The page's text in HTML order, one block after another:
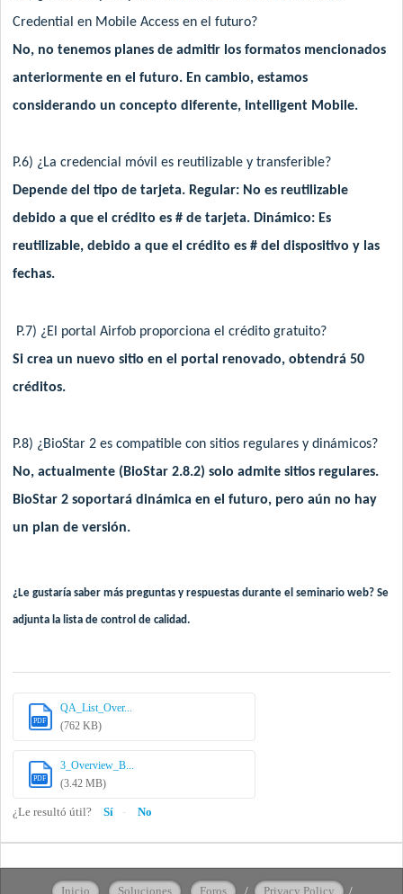
Credential en Mobile Access en el futuro?
No, no tenemos planes de admitir los formatos mencionados
anteriormente en el futuro. En cambio, estamos
considerando un concepto diferente, Intelligent Mobile.
P.6) ¿La credencial móvil es reutilizable y transferible?
Depende del tipo de tarjeta. Regular: No es reutilizable
debido a que el crédito es # de tarjeta. Dinámico: Es
reutilizable, debido a que el crédito es # del dispositivo y las
fechas.
P.7) ¿El portal Airfob proporciona el crédito gratuito?
Si crea un nuevo sitio en el portal renovado, obtendrá 50
créditos.
P.8) ¿BioStar 2 es compatible con sitios regulares y dinámicos?
No, actualmente (BioStar 2.8.2) solo admite sitios regulares.
BioStar 2 soportará dinámica en el futuro, pero aún no hay
un plan de versión.
¿Le gustaría saber más preguntas y respuestas durante el seminario web? Se
adjunta la lista de control de calidad.
PDF
QA_List_Over...
(762 KB)
PDF
3_Overview_B...
(3.42 MB)
¿Le resultó útil? Sí No
Inicio Soluciones Foros / Privacy Policy /